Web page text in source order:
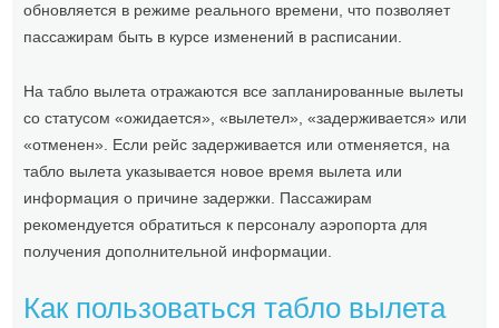
обновляется в режиме реального времени, что позволяет
пассажирам быть в курсе изменений в расписании.
На табло вылета отражаются все запланированные вылеты
со статусом «ожидается», «вылетел», «задерживается» или
«отменен». Если рейс задерживается или отменяется, на
табло вылета указывается новое время вылета или
информация о причине задержки. Пассажирам
рекомендуется обратиться к персоналу аэропорта для
получения дополнительной информации.
Как пользоваться табло вылета